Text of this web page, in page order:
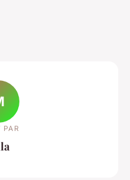
PAR